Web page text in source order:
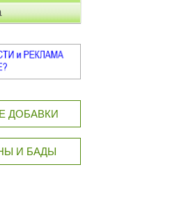
ДОБАВКИ
И БАДЫ